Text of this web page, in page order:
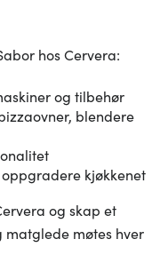
hos Cervera:
og tilbehør
blendere
kjøkkenet
og skap et
matglede møtes hver